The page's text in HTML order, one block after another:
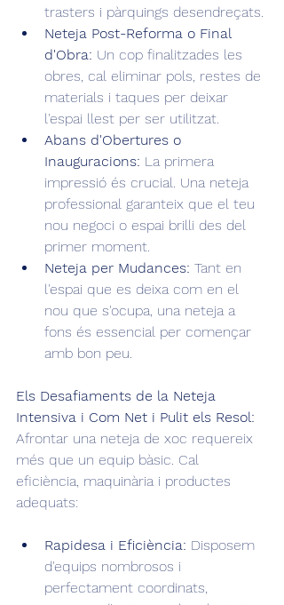
trasters i pàrquings desendreçats.
Neteja Post-Reforma o Final
d'Obra: Un cop finalitzades les
obres, cal eliminar pols, restes de
materials i taques per deixar
l'espai llest per ser utilitzat.
Abans d'Obertures o
Inauguracions: La primera
impressió és crucial. Una neteja
professional garanteix que el teu
nou negoci o espai brilli des del
primer moment.
Neteja per Mudances: Tant en
l'espai que es deixa com en el
nou que s'ocupa, una neteja a
fons és essencial per començar
amb bon peu.
Els Desafiaments de la Neteja
Intensiva i Com Net i Pulit els Resol:
Afrontar una neteja de xoc requereix
més que un equip bàsic. Cal
eficiència, maquinària i productes
adequats:
Rapidesa i Eficiència: Disposem
d'equips nombrosos i
perfectament coordinats,